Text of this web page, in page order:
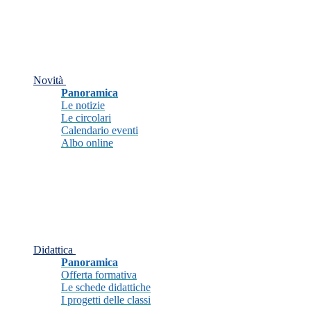
Novità
Panoramica
Le notizie
Le circolari
Calendario eventi
Albo online
Didattica
Panoramica
Offerta formativa
Le schede didattiche
I progetti delle classi